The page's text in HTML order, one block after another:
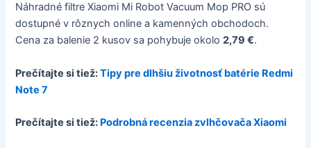
Náhradné filtre Xiaomi Mi Robot Vacuum Mop PRO sú
dostupné v rôznych online a kamenných obchodoch.
Cena za balenie 2 kusov sa pohybuje okolo2,79 €.
Prečítajte si tiež:Tipy pre dlhšiu životnosť batérie Redmi
Note 7
Prečítajte si tiež: Podrobná recenzia zvlhčovača Xiaomi